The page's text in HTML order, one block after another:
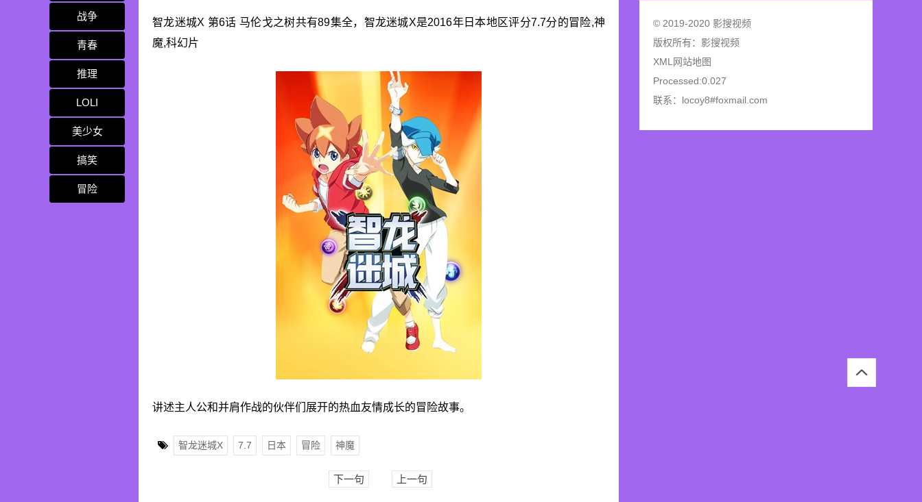
战争
青春
推理
LOLI
美少女
搞笑
冒险
智龙迷城X 第6话 马伦戈之树共有89集全，智龙迷城X是2016年日本地区评分7.7分的冒险,神
魔,科幻片
讲述主人公和并肩作战的伙伴们展开的热血友情成长的冒险故事。
智龙迷城X 7.7 日本 冒险 神魔
下一句 上一句
© 2019-2020 影搜视频
版权所有： 影搜视频
XML网站地图
Processed:0.027
联系：locoy8#foxmail.com